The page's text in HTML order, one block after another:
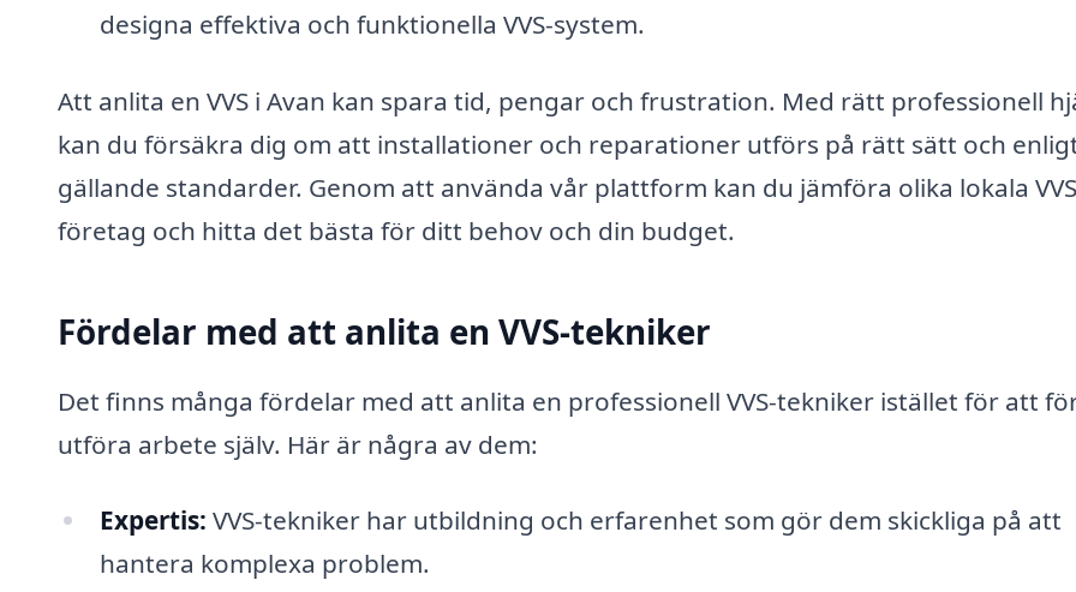
designa effektiva och funktionella VVS-system.
Att anlita en VVS i Avan kan spara tid, pengar och frustration. Med rätt professionell
kan du försäkra dig om att installationer och reparationer utförs på rätt sätt och
gällande standarder. Genom att använda vår plattform kan du jämföra olika lokala
företag och hitta det bästa för ditt behov och din budget.
Fördelar med att anlita en VVS-tekniker
Det finns många fördelar med att anlita en professionell VVS-tekniker istället för att
utföra arbete själv. Här är några av dem:
Expertis: VVS-tekniker har utbildning och erfarenhet som gör dem skickliga på att
hantera komplexa problem.